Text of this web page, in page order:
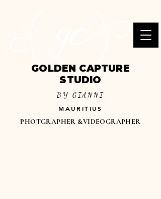
GOLDEN CAPTURE
STUDIO
BY GIANNI
MAURITIUS
PHOTGRAPHER &VIDEOGRAPHER